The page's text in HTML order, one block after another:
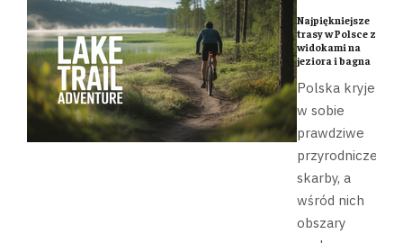
Najpiękniejsze
trasy w Polsce z
widokami na
jeziora i bagna
Polska kryje
w sobie
prawdziwe
przyrodnicze
skarby, a
wśród nich
obszary